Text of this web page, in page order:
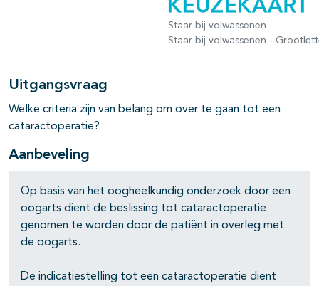
open- en dichtklappen
Staar bij volwassenen
Staar bij volwassenen -
Uitgangsvraag
Welke criteria zijn van belang om over te gaan tot een
cataractoperatie?
Aanbeveling
Op basis van het oogheelkundig onderzoek door een
oogarts dient de beslissing tot cataractoperatie
genomen te worden door de patiënt in overleg met
de oogarts.
De indicatiestelling tot een cataractoperatie dient